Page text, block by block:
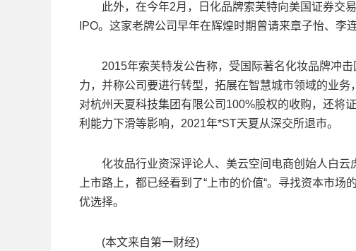
此外，在今年2月，日化品牌索芙特向美国证券交
IPO。这家老牌公司早年在辉煌时期曾请来章子怡、李
2015年索芙特发公告称，受国际著名化妆品牌冲击
力，并称公司要进行转型，拓展在智慧城市领域的业
对杭州天夏科技集团有限公司100%股权的收购，还将
利能力下滑等影响，2021年*ST天夏从深交所退市。
化妆品行业资深评论人、美云空间电商创始人白云
上市路上，都已经看到了“上市的价值“。寻找资本市
优选择。
(本文来自第一财经)